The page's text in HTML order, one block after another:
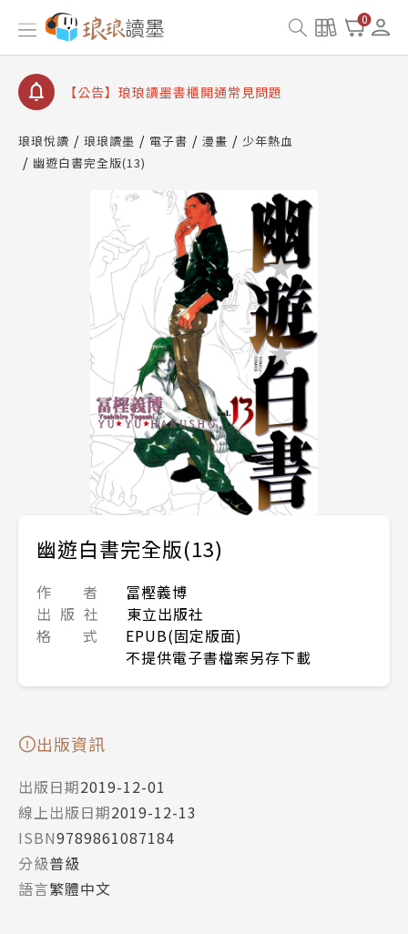
0
【公告】琅琅書店服務升級重要說明及資產合併結果
查詢
【公告】琅琅讀墨數位閱讀資產合併與書櫃開通申請
【公告】琅琅讀墨書櫃開通常見問題
請圖文教學
【公告】琅琅書店服務升級重要說明及資產合併結果
查詢
【公告】琅琅讀墨數位閱讀資產合併與書櫃開通申請
琅琅悅讀 琅琅讀墨 電子書 漫畫
少年熱血
幽遊白書完全版(13)
幽遊白書完全版(13)
作 者
冨樫義博
出 版 社
東立出版社
格 式
EPUB(固定版面)
不提供電子書檔案另存下載
出版資訊
出版日期2019-12-01
線上出版日期2019-12-13
ISBN9789861087184
分級普級
語言繁體中文